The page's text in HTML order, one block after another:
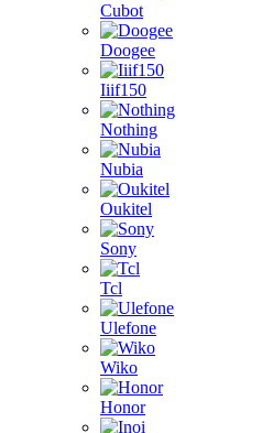
Cubot
Doogee
Iiif150
Nothing
Nubia
Oukitel
Sony
Tcl
Ulefone
Wiko
Honor